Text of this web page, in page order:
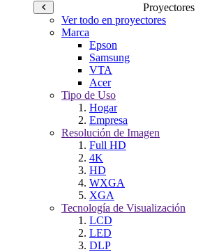
Proyectores
Ver todo en proyectores
Marca
Epson
Samsung
VTA
Acer
Tipo de Uso
Hogar
Empresa
Resolución de Imagen
Full HD
4K
HD
WXGA
XGA
Tecnología de Visualización
LCD
LED
DLP